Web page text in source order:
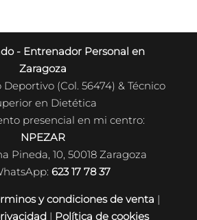
- Entrenador Personal en
Zaragoza
(Col. 56474) & Técnico
en Dietética
presencial en mi centro:
NPEZAR
Pineda, 10, 50018 Zaragoza
623 17 78 37
y condiciones de venta |
| Política de cookies